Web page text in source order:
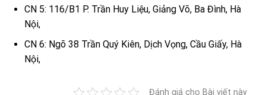
CN 5: 116/B1 P. Trần Huy Liệu, Giảng Võ, Ba Đình, Hà
Nội,
CN 6: Ngõ 38 Trần Quý Kiên, Dịch Vọng, Cầu Giấy, Hà
Nội,
Đánh giá cho Bài viết này